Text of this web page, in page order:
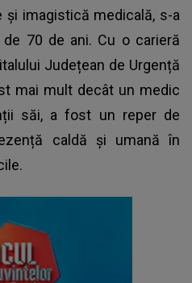
și imagistică medicală, s-a
70 de ani. Cu o carieră
Județean de Urgență
mai mult decât un medic
săi, a fost un reper de
caldă și umană în